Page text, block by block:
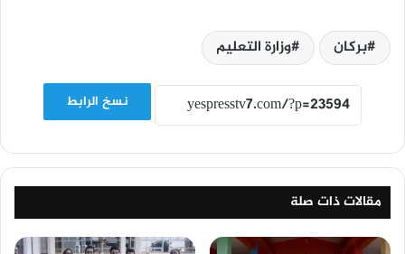
بركان وزارة التعليم
نسخ الرابط
مقالات ذات صلة